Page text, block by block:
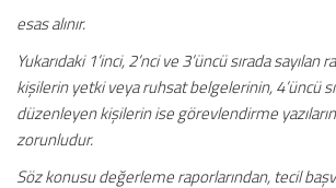
esas alınır.
Yukarıdaki 1’inci, 2’nci ve 3’üncü sırada
kişilerin yetki veya ruhsat belgelerinin, 4’üncü
düzenleyen kişilerin ise görevlendirme
zorunludur.
Söz konusu değerleme raporlarından, tecil